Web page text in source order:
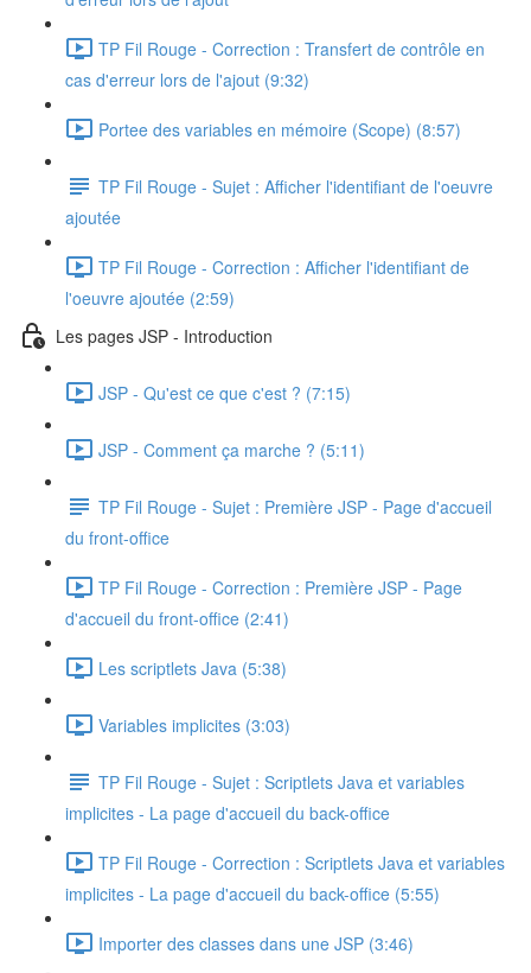
TP Fil Rouge - Correction : Transfert de contrôle en
cas d'erreur lors de l'ajout (9:32)
Portee des variables en mémoire (Scope) (8:57)
TP Fil Rouge - Sujet : Afficher l'identifiant de l'oeuvre
ajoutée
TP Fil Rouge - Correction : Afficher l'identifiant de
l'oeuvre ajoutée (2:59)
Les pages JSP - Introduction
JSP - Qu'est ce que c'est ? (7:15)
JSP - Comment ça marche ? (5:11)
TP Fil Rouge - Sujet : Première JSP - Page d'accueil
du front-office
TP Fil Rouge - Correction : Première JSP - Page
d'accueil du front-office (2:41)
Les scriptlets Java (5:38)
Variables implicites (3:03)
TP Fil Rouge - Sujet : Scriptlets Java et variables
implicites - La page d'accueil du back-office
TP Fil Rouge - Correction : Scriptlets Java et variables
implicites - La page d'accueil du back-office (5:55)
Importer des classes dans une JSP (3:46)